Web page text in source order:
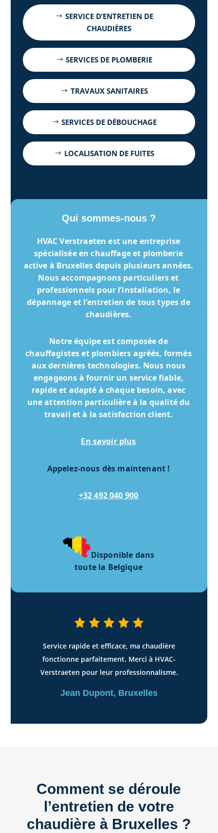
SERVICE D’ENTRETIEN DE
CHAUDIÈRES
SERVICES DE PLOMBERIE
TRAVAUX SANITAIRES
SERVICES DE DÉBOUCHAGE
LOCALISATION DE FUITES
Qui sommes-nous ?
HVAC Verstraeten est une entreprise
spécialisée en chauffage et plomberie
active à Bruxelles depuis plusieurs années.
Nous accompagnons particuliers et
professionnels pour l’installation, le
dépannage et l’entretien de tous types de
chaudières.
Notre équipe est composée de
chauffagistes et plombiers agréés, formés
aux dernières technologies. Nous nous
engageons à fournir un service fiable,
rapide et adapté à chaque besoin, avec
une attention particulière à la qualité du
travail et à la satisfaction client.
En savoir plus
Appelez-nous dès maintenant !
+32 492 040 900
Disponible dans
toute la Belgique
Service rapide et efficace, ma chaudière
fonctionne parfaitement. Merci à HVAC-
Verstraeten pour leur professionnalisme.
Jean Dupont, Bruxelles
Comment se déroule
l’entretien de votre
chaudière à Bruxelles ?